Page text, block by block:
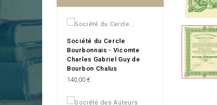
Société du Cercle
Bourbonnais - Vicomte
Charles Gabriel Guy de
Bourbon Chalus
Prix
140,00 €